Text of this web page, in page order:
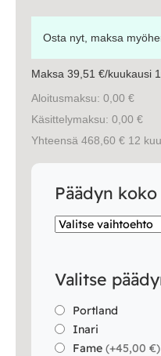
Ulkokalusteet
Valaisimet
Vuodesohvat
Senioreille
Oma tili|
Osta nyt, maksa
Maksa 39,51 €/kuukausi
Aloitusmaksu: 0,00 €
Käsittelymaksu: 0,00 €
Yhteensä 468,60 € 12
Päädyn koko
Valitse
Portland
Inari
Fame (+45,00 €)